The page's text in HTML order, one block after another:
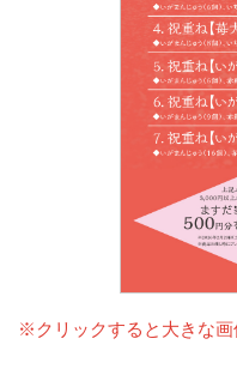
※クリックすると大きな画